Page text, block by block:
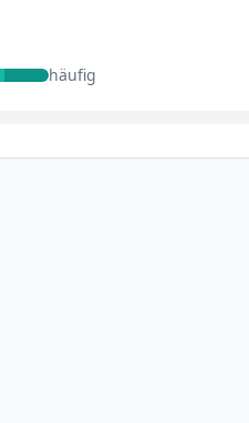
häufig